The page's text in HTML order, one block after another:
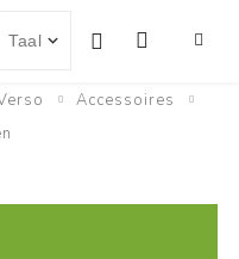
Accessoires